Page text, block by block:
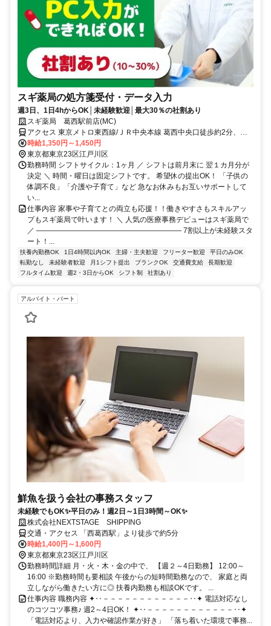
スギ薬局の処方箋受付・データ入力
週3日、1日4hからOK│未経験歓迎│最大30％の社割あり
スギ薬局 葛西駅前店(MC)
アクセス 東京メトロ東西線/ＪＲ中央本線 葛西中央口徒歩約2分、東
京メトロ東西線/ＪＲ中央本線 西葛西北口徒歩約20分、東京メトロ東
西線/ＪＲ中央本線 浦安（千葉県）西口徒歩約28分
時給1,350円～1,450円
東京都東京23区江戸川区
勤務時間 シフトサイクル：1ヶ月 ／ シフトは前月末に 翌１カ月分が
決定 ＼ 時間・曜日は固定シフトです。 希望休の提出OK！ 「子供の
体調不良」「介護や子育て」など 急なお休みもお互いサポートして
い...
仕事内容 家事や子育てとの両立も応援！！働きやすさもスキルアッ
プもスギ薬局で叶います！ ＼ 人気の医療事務デビューはスギ薬局で
／ ―――――――――――――――――――― 7割以上が未経験スタ
ート！...
扶養内勤務OK 1日4時間以内OK 主婦・主夫歓迎 フリーター歓迎
平日のみOK
転勤なし
未経験者歓迎 月1シフト提出 ブランクOK 交通費支給
長期歓迎
フルタイム歓迎
週2・3日からOK シフト制 社割あり
アルバイト・パート
鮮魚を扱う会社の事務スタッフ
未経験でもOK✨平日のみ！週2日～1日3時間～OK✨
株式会社NEXTSTAGE SHIPPING
交通・アクセス 「西葛西駅」より徒歩で約5分
時給1,400円～1,600円
東京都東京23区江戸川区
勤務時間詳細 月・火・木・金の中で、 【週２～4日勤務】 12:00～
16:00 ※勤務時間も要相談 午後からの短時間勤務なので、 家庭と両
立しながら働きたい方に◎ 扶養内勤務も相談OKです。 ...
仕事内容 職務内容 ✦‥－－－－－－－－－－－－‥✦ 電話対応なし
のコツコツ事務♪ 週2～4日OK！ ✦‥－－－－－－－－－－－－‥✦
「電話対応より、入力や確認作業が好き」 「落ち着いた環境で事務...